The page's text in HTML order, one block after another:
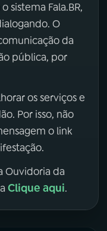
sistema Fala.BR,
O
da
pública, por
os serviços e
Por isso, não
o link
Ouvidoria da
Clique aqui.